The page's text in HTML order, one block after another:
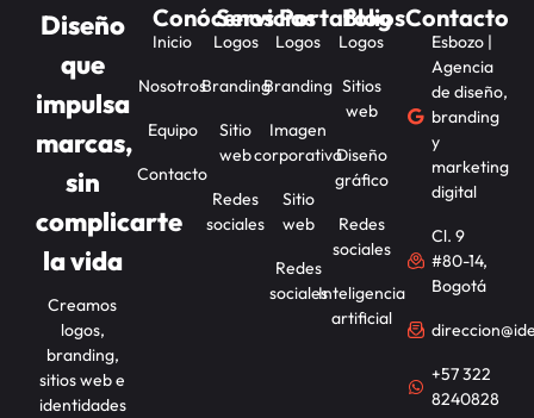
Diseño
que
impulsa
marcas,
sin
complicarte
la vida
Creamos
logos,
branding,
sitios web e
identidades
Conócenos
Inicio
Nosotros
Equipo
Contacto
Servicios
Logos
Branding
Sitio
web
Redes
sociales
Portafolios
Logos
Branding
Imagen
corporativa
Sitio
web
Redes
sociales
Blog
Logos
Sitios
web
Diseño
gráfico
Redes
sociales
Inteligencia
artificial
Contacto
Esbozo |
Agencia
de diseño,
branding
y
marketing
digital
Cl. 9
#80-14,
Bogotá
+57 322
8240828